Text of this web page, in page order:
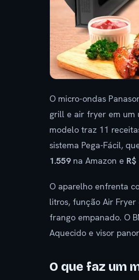
O micro-ondas
grill e air fryer em um
modelo traz 11
sistema Pega-Fácil,
1.559na Amazon e
O aparelho enfrenta
litros, função Air
frango empanado. O
Aquecido e visor
O que faz um